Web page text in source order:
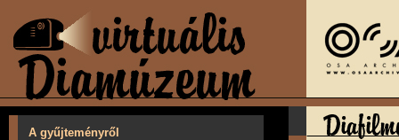
A gyűjteményről